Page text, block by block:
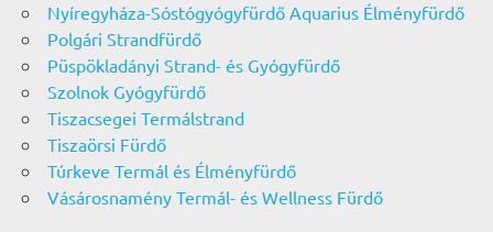
Nyíregyháza-Sóstógyógyfürdő Aquarius Élményfürdő
Polgári Strandfürdő
Püspökladányi Strand- és Gyógyfürdő
Szolnok Gyógyfürdő
Tiszacsegei Termálstrand
Tiszaörsi Fürdő
Túrkeve Termál és Élményfürdő
Vásárosnamény Termál- és Wellness Fürdő